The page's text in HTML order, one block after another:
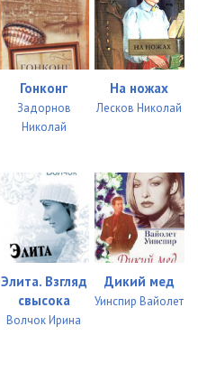
Гонконг
Задорнов
Николай
На ножах
Лесков Николай
Элита. Взгляд
свысока
Волчок Ирина
Дикий мед
Уинспир Вайолет